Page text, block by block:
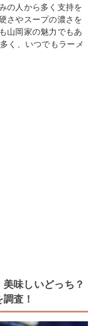
の人から多く支持を
さやスープの濃さを
山岡家の魅力でもあ
く、いつでもラーメ
味しいどっち？
査！